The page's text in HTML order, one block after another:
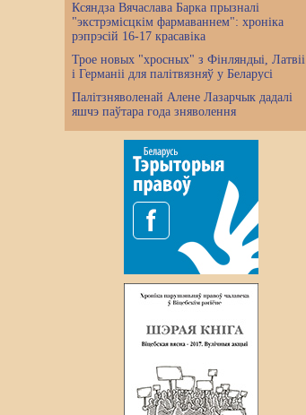
Ксяндза Вячаслава Барка прызналі
"экстрэмісцкім фармаваннем": хроніка
рэпрэсій 16-17 красавіка
Трое новых "хросных" з Фінляндыі, Латвіі
і Германіі для палітвязняў у Беларусі
Палітзняволенай Алене Лазарчык дадалі
яшчэ паўтара года зняволення